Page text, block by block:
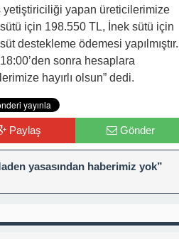
yetiştiriciliği yapan üreticilerimize
için 198.550 TL, İnek sütü için
destekleme ödemesi yapılmıştır.
sonra hesaplara
hayırlı olsun” dedi.
Paylaş Gönder
yasasından haberimiz yok”